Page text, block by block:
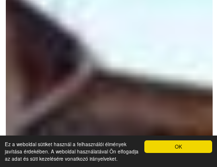
OK
Ez a weboldal sütiket használ a felhasználói élmények
javítása érdekében. A weboldal használatával Ön elfogadja
az adat és süti kezelésére vonatkozó irányelveket.